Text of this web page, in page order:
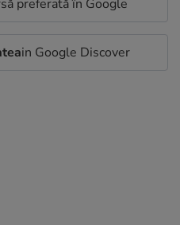
preferată în Google
in Google Discover